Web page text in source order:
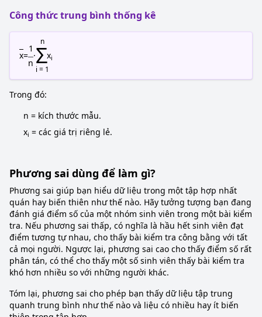
Công thức trung bình thống kê
x=
1
n
·
n
Σ
i = 1
xi
Trong đó:
n = kích thước mẫu.
xi = các giá trị riêng lẻ.
Phương sai dùng để làm gì?
Phương sai giúp bạn hiểu dữ liệu trong một tập hợp nhất
quán hay biến thiên như thế nào. Hãy tưởng tượng bạn đang
đánh giá điểm số của một nhóm sinh viên trong một bài kiểm
tra. Nếu phương sai thấp, có nghĩa là hầu hết sinh viên đạt
điểm tương tự nhau, cho thấy bài kiểm tra công bằng với tất
cả mọi người. Ngược lại, phương sai cao cho thấy điểm số rất
phân tán, có thể cho thấy một số sinh viên thấy bài kiểm tra
khó hơn nhiều so với những người khác.
Tóm lại, phương sai cho phép bạn thấy dữ liệu tập trung
quanh trung bình như thế nào và liệu có nhiều hay ít biến